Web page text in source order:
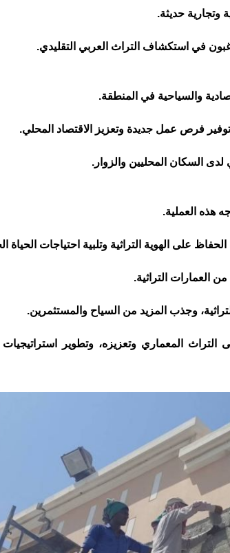
وتجارية حديثة.
في استكشاف التراث العربي التقليدي.
والسياحية في المنطقة.
فرص عمل جديدة وتعزيز الاقتصاد المحلي.
لدى السكان المحليين والزوار.
هذه العملية.
على الهوية التراثية وتلبية احتياجات الحياة
العمارات التراثية.
وجذب المزيد من السياح والمستثمرين.
المعماري وتعزيزه، وتطوير